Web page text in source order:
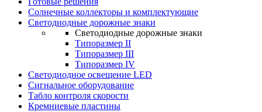
Солнечные коллекторы и комплектующие
Светодиодные дорожные знаки
Светодиодные дорожные знаки
Типоразмер II
Типоразмер III
Типоразмер IV
Светодиодное освещение LED
Сигнальное оборудование
Табло контроля скорости
Кремниевые пластины